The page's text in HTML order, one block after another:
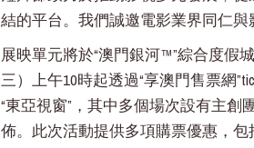
結的平台。我們誠邀電影業界同仁
展映單元將於“澳門銀河™”綜合度假
三）上午10時起透過“享澳門售票網
“東亞視窗”，其中多個場次設有主
佈。此次活動提供多項購票優惠，